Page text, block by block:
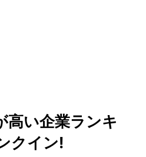
高い企業ランキ
クイン!